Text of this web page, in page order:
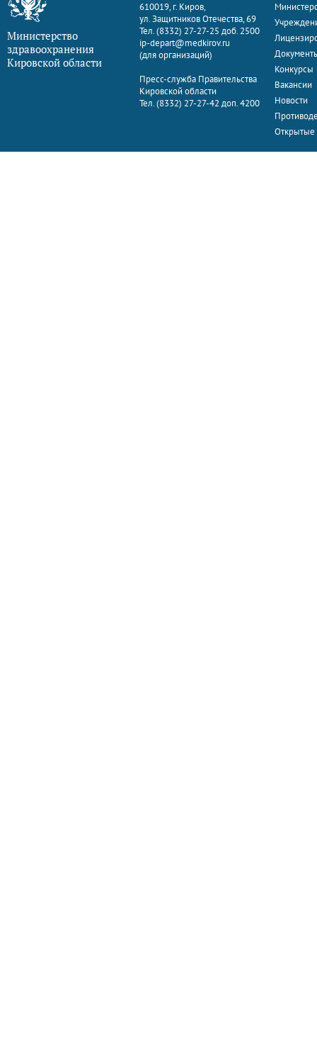
Министерство
здравоохранения
Кировской области
610019, г. Киров,
ул. Защитников Отечества, 69
Тел. (8332) 27-27-25 доб. 2500
ip-depart@medkirov.ru
(для организаций)
Пресс-служба Правительства
Кировской области
Тел. (8332) 27-27-42 доп. 4200
Конкурсы
Вакансии
Новости